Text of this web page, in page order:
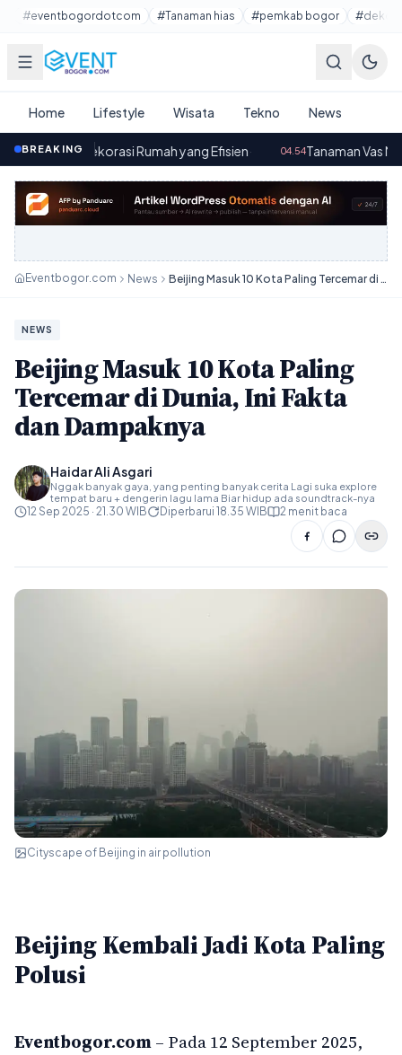
Lewati ke konten utama
#eventbogordotcom #Tanaman hias #pemkab bogor
Home Lifestyle Wisata Tekno News
BREAKINGRumah yang Efisien· 04.54Tanaman Vas Minimalis Hias:
Eventbogor.com News Beijing Masuk 10 Kota Paling Tercemar di Dunia, Ini Fakta dan Dampaknya
NEWS
Beijing Masuk 10 Kota Paling
Tercemar di Dunia, Ini Fakta
dan Dampaknya
Haidar Ali Asgari
Nggak banyak gaya, yang penting banyak cerita Lagi suka explore
tempat baru + dengerin lagu lama Biar hidup ada soundtrack-nya
12 Sep 2025 · 21.30 WIB Diperbarui 18.35 WIB 2 menit baca
Cityscape of Beijing in air pollution
Beijing Kembali Jadi Kota Paling
Polusi
Eventbogor.com– Pada 12 September 2025,